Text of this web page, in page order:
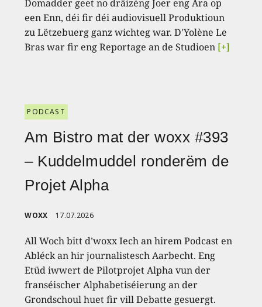
Domadder geet no dräizéng Joer eng Ära op
een Enn, déi fir déi audiovisuell Produktioun
zu Lëtzebuerg ganz wichteg war. D'Yolène Le
Bras war fir eng Reportage an de Studioen [+]
PODCAST
Am Bistro mat der woxx #393
– Kuddelmuddel ronderëm de
Projet Alpha
WOXX 17.07.2026
All Woch bitt d’woxx Iech an hirem Podcast en
Abléck an hir journalistesch Aarbecht. Eng
Etüd iwwert de Pilotprojet Alpha vun der
franséischer Alphabetiséierung an der
Grondschoul huet fir vill Debatte gesuergt.